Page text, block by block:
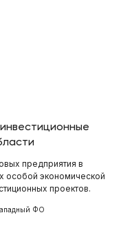
предприятия в
особой экономической
проектов.
ФО